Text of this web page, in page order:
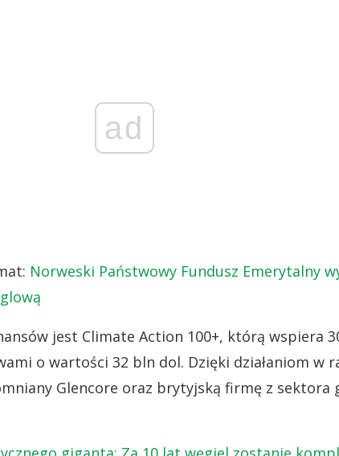
ad
Norweski Państwowy Fundusz Emerytalny
jest Climate Action 100+, którą wspiera
o wartości 32 bln dol. Dzięki działaniom w
Glencore oraz brytyjską firmę z sektora